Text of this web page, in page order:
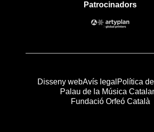
Patrocinadors
Disseny webAvís legal Política
Palau de la Música
Fundació Orfeó Català